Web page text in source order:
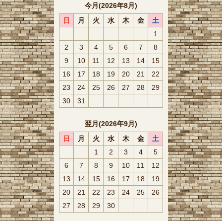
今月(2026年8月)
日
月 火 水 木 金
土
1
2
3 4 5 6 7
8
9
10 11 12 13 14
15
16
17 18 19 20 21
22
23
24 25 26 27 28
29
30
31
翌月(2026年9月)
日
月 火 水 木 金
土
1
2 3 4
5
6
7 8 9 10 11
12
13
14 15 16 17 18
19
20
21 22 23 24 25
26
27
28 29 30